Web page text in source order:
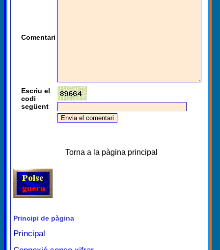
Comentari
Escriu el
codi
següent
Torna a la pàgina principal
Principi de pàgina
Principal